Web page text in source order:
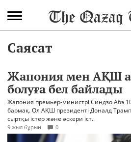
Саясат
Жапония мен АҚШ
болуға бел байлады
Жапония премьер-министрі Синдзо Абэ
бармақ. Ол АҚШ президенті Доналд
сыртқы істер және әскери іст..
9 жыл бұрын 0